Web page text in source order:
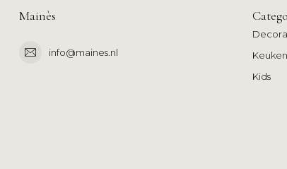
Mainès
info@maines.nl
Keuken
Kids